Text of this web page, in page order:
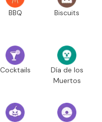
BBQ Biscuits
Cocktails
Día de los
Muertos